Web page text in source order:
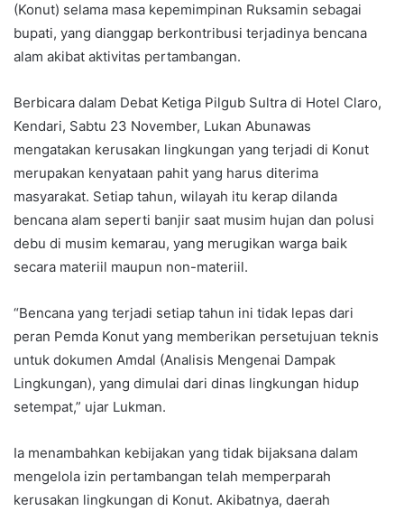
(Konut) selama masa kepemimpinan Ruksamin sebagai
bupati, yang dianggap berkontribusi terjadinya bencana
alam akibat aktivitas pertambangan.
Berbicara dalam Debat Ketiga Pilgub Sultra di Hotel Claro,
Kendari, Sabtu 23 November, Lukan Abunawas
mengatakan kerusakan lingkungan yang terjadi di Konut
merupakan kenyataan pahit yang harus diterima
masyarakat. Setiap tahun, wilayah itu kerap dilanda
bencana alam seperti banjir saat musim hujan dan polusi
debu di musim kemarau, yang merugikan warga baik
secara materiil maupun non-materiil.
“Bencana yang terjadi setiap tahun ini tidak lepas dari
peran Pemda Konut yang memberikan persetujuan teknis
untuk dokumen Amdal (Analisis Mengenai Dampak
Lingkungan), yang dimulai dari dinas lingkungan hidup
setempat,” ujar Lukman.
Ia menambahkan kebijakan yang tidak bijaksana dalam
mengelola izin pertambangan telah memperparah
kerusakan lingkungan di Konut. Akibatnya, daerah